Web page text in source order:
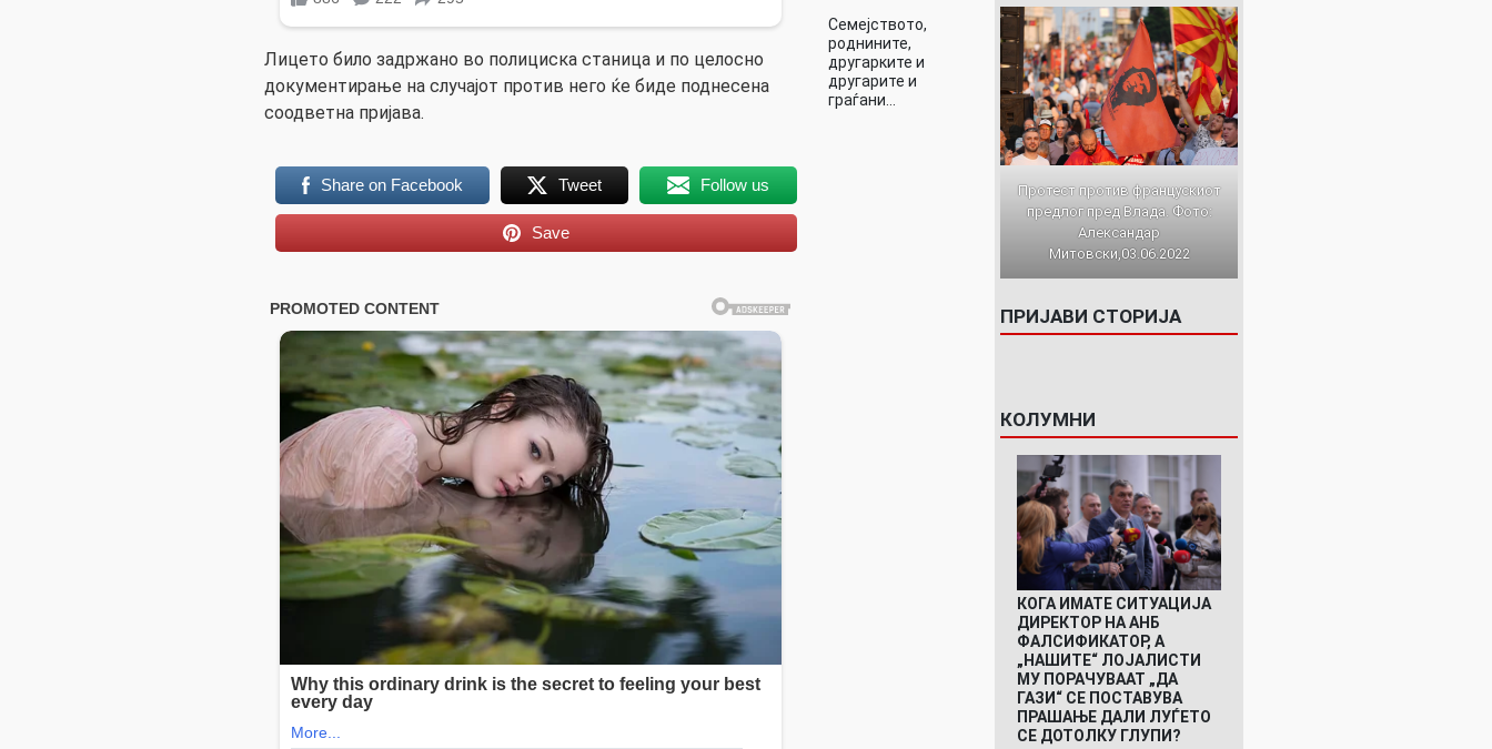
Лицето било задржано во полициска станица и по целосно
документирање на случајот против него ќе биде поднесена
соодветна пријава.
Share on Facebook Tweet Follow us
Save
Семејството,
роднините,
другарките и
другарите и
граѓани…
Протест против францускиот
предлог пред Влада. Фото:
Александар
Митовски,03.06.2022
ПРИЈАВИ СТОРИЈА
КОЛУМНИ
КОГА ИМАТЕ СИТУАЦИЈА
ДИРЕКТОР НА АНБ
ФАЛСИФИКАТОР, А
„НАШИТЕ“ ЛОЈАЛИСТИ
МУ ПОРАЧУВААТ „ДА
ГАЗИ“ СЕ ПОСТАВУВА
ПРАШАЊЕ ДАЛИ ЛУЃЕТО
СЕ ДОТОЛКУ ГЛУПИ?